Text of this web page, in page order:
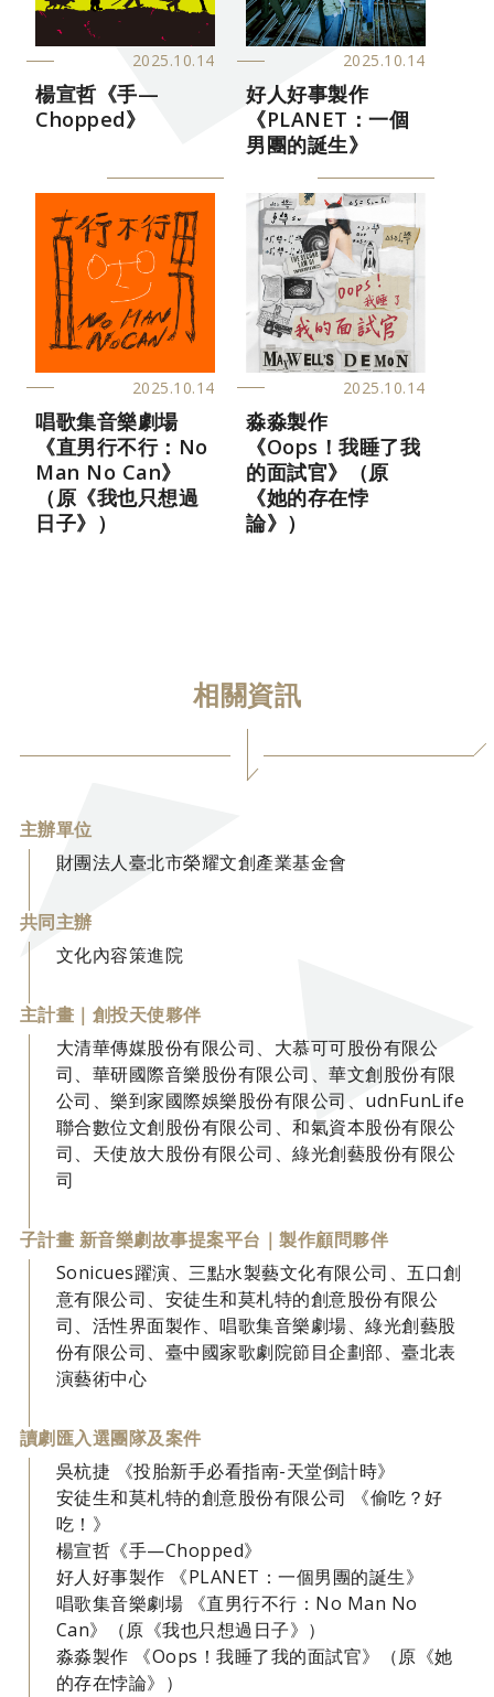
2025.10.14
楊宣哲《手—
Chopped》
2025.10.14
好人好事製作
《PLANET：一個
男團的誕生》
2025.10.14
唱歌集音樂劇場
《直男行不行：No
Man No Can》
（原《我也只想過
日子》）
2025.10.14
淼淼製作
《Oops！我睡了我
的面試官》（原
《她的存在悖
論》）
相關資訊
主辦單位
財團法人臺北市榮耀文創產業基金會
共同主辦
文化內容策進院
主計畫｜創投天使夥伴
大清華傳媒股份有限公司、大慕可可股份有限公
司、華研國際音樂股份有限公司、華文創股份有限
公司、樂到家國際娛樂股份有限公司、udnFunLife
聯合數位文創股份有限公司、和氣資本股份有限公
司、天使放大股份有限公司、綠光創藝股份有限公
司
子計畫 新音樂劇故事提案平台｜製作顧問夥伴
Sonicues躍演、三點水製藝文化有限公司、五口創
意有限公司、安徒生和莫札特的創意股份有限公
司、活性界面製作、唱歌集音樂劇場、綠光創藝股
份有限公司、臺中國家歌劇院節目企劃部、臺北表
演藝術中心
讀劇匯入選團隊及案件
吳杭捷 《投胎新手必看指南-天堂倒計時》
安徒生和莫札特的創意股份有限公司 《偷吃？好
吃！》
楊宣哲《手—Chopped》
好人好事製作 《PLANET：一個男團的誕生》
唱歌集音樂劇場 《直男行不行：No Man No
Can》（原《我也只想過日子》）
淼淼製作 《Oops！我睡了我的面試官》（原《她
的存在悖論》）